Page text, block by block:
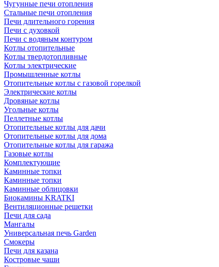
Чугунные печи отопления
Стальные печи отопления
Печи длительного горения
Печи с духовкой
Печи с водяным контуром
Котлы отопительные
Котлы твердотопливные
Котлы электрические
Промышленные котлы
Отопительные котлы с газовой горелкой
Электрические котлы
Дровяные котлы
Угольные котлы
Пеллетные котлы
Отопительные котлы для дачи
Отопительные котлы для дома
Отопительные котлы для гаража
Газовые котлы
Комплектующие
Каминные топки
Каминные топки
Каминные облицовки
Биокамины KRATKI
Вентиляционные решетки
Печи для сада
Мангалы
Универсальная печь Garden
Смокеры
Печи для казана
Костровые чаши